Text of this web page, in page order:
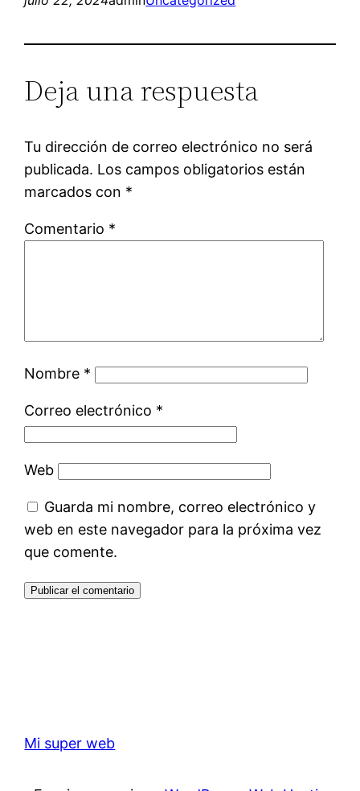
Deja una respuesta
Tu dirección de correo electrónico no será
publicada. Los campos obligatorios están
marcados con *
Comentario *
Nombre *
Correo electrónico *
Web
Guarda mi nombre, correo electrónico y
web en este navegador para la próxima vez
que comente.
Mi super web